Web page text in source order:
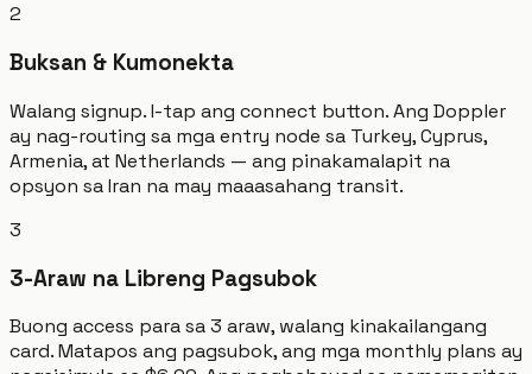
2
Buksan & Kumonekta
Walang signup. I-tap ang connect button. Ang Doppler
ay nag-routing sa mga entry node sa Turkey, Cyprus,
Armenia, at Netherlands — ang pinakamalapit na
opsyon sa Iran na may maaasahang transit.
3
3-Araw na Libreng Pagsubok
Buong access para sa 3 araw, walang kinakailangang
card. Matapos ang pagsubok, ang mga monthly plans ay